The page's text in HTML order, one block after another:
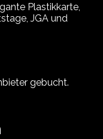
Plastikkarte,
JGA und
gebucht.